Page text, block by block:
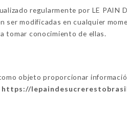
regularmente por LE PAIN
ser modificadas en cualquier
tomar conocimiento de ellas.
objeto proporcionar
https://